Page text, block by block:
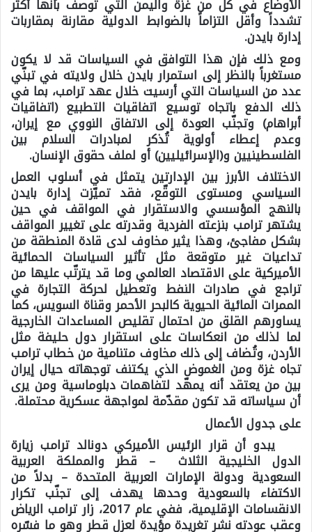
الأوضاع في كل من غزة واليمن التي توصف بأنها أكثر
تشدداً وأقل التزاماً بالضوابط الدولية مقارنة بمقاربات
إدارة بايدن.
ومع ذلك فإن هذا التوافق في السياسات قد لا يكون
مستغرباً بالنظر إلى استمرار بايدن خلال ولايته في تبنّي
عدد من السياسات التي أرسيت خلال عهد ترامب، بما في
ذلك الدفع باتجاه توسيع اتفاقيات التطبيع (اتفاقيات
أبراهام) وتجنّب العودة إلى الاتفاق النووي مع إيران،
وعدم إعطاء أولوية تُذكر لمبادرات السلام بين
الفلسطينيين و(الإسرائيليين) أو لملف حقوق الإنسان.
الاختلاف الأبرز بين الإدارتين يتمثل في أسلوب العمل
السياسي ومستوى التوقّع، فقد تميّزت إدارة بايدن
بالنهج المؤسسي والاستقرار في المواقف في حين
يشتهر ترامب بنزعته الفردية وقدرته على تغيير المواقف
بشكل مفاجئ، وهذا يثير مخاوف لدى قادة المنطقة من
تداعيات غير متوقعة مثل تأثير السياسات الحمائية
الأميركية على الاقتصاد العالمي وما قد يترتّب عليها من
تراجع في صادرات النفط وتعطيل لحركة التجارة في
الممرات المائية الحيوية كالبحر الأحمر وقناة السويس، كما
يساورهم القلق من احتمال تقليص المساعدات الخارجية
لما لذلك من انعكاسات على استقرار دول حليفة مثل
الأردن، وتُضاف إلى ذلك مخاوف متنامية من خطاب ترامب
تجاه غزة ومن الغموض الذي يكتنف توجهاته حيال إيران
بين من يعتقد أنه يمهّد لتفاهمات دبلوماسية ومن يرى
أن سياساته قد تكون مقدّمة لمواجهة عسكرية محتملة.
على جدول الأعمال
يبدو أن قرار الرئيس الأميركي دونالد ترامب زيارة
الدول الخليجية الثلاث – قطر والمملكة العربية
السعودية ودولة الإمارات العربية المتحدة – بدلاً من
الاكتفاء بالسعودية وحدها يهدف إلى تجنّب تكرار
الانقسامات الإقليمية، ففي عام 2017، زار ترامب الرياض
وعقب عودته نشر تغريدة مؤيدة لعزل قطر وهو ما فسّره